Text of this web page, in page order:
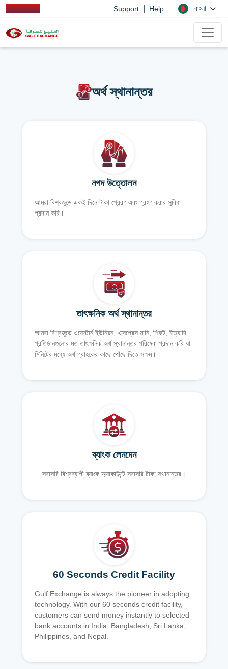
Support Help বাংলা
অর্থ স্থানান্তর
নগদ উত্তোলন
আমরা বিশ্বজুড়ে একই দিনে টাকা প্রেরণ এবং গ্রহণ করার সুবিধা
প্রদান করি।
তাৎক্ষনিক অর্থ স্থানান্তর
আমরা বিশ্বজুড়ে ওয়েস্টার্ন ইউনিয়ন, এক্সপ্রেস মানি, শিফট, ইত্যাদি
প্রতিষ্ঠানগুলোর মত তাৎক্ষনিক অর্থ স্থানান্তর পরিষেবা প্রদান করি যা
মিনিটের মধ্যে অর্থ গ্রাহকের কাছে পৌঁছে দিতে সক্ষম।
ব্যাংক লেনদেন
সরাসরি বিশ্বব্যাপী ব্যাংক অ্যাকাউন্টে সরাসরি টাকা স্থানান্তর।
60 Seconds Credit Facility
Gulf Exchange is always the pioneer in adopting
technology. With our 60 seconds credit facility,
customers can send money instantly to selected
bank accounts in India, Bangladesh, Sri Lanka,
Philippines, and Nepal.